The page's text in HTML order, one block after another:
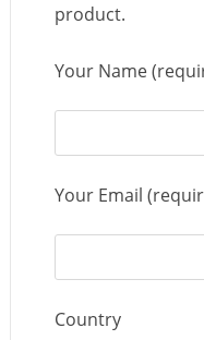
product.
Your Name
Your Email
Country